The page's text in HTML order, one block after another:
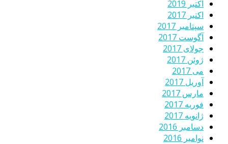
اکتبر 2019
اکتبر 2017
سپتامبر 2017
آگوست 2017
جولای 2017
ژوئن 2017
می 2017
آوریل 2017
مارس 2017
فوریه 2017
ژانویه 2017
دسامبر 2016
نوامبر 2016